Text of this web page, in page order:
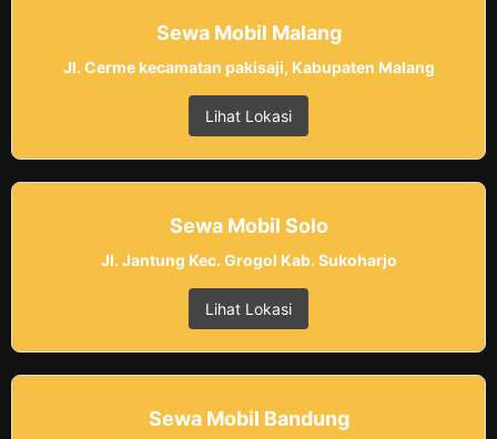
Sewa Mobil Malang
Jl. Cerme kecamatan pakisaji, Kabupaten Malang
Lihat Lokasi
Sewa Mobil Solo
Jl. Jantung Kec. Grogol Kab. Sukoharjo
Lihat Lokasi
Sewa Mobil Bandung